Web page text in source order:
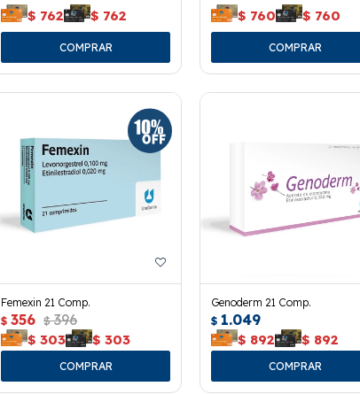
$ 762 $ 762 $ 760 $ 760
Femexin 21 Comp.
$ 356 $ 396
$ 303 $ 303
Genoderm 21 Comp.
$ 1.049
$ 892 $ 892